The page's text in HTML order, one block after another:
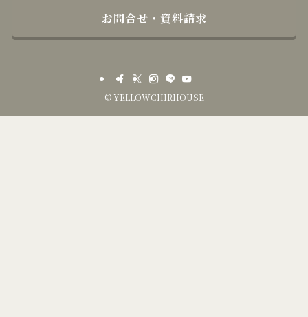
お問合せ・資料請求
©YELLOWCHIRHOUSE